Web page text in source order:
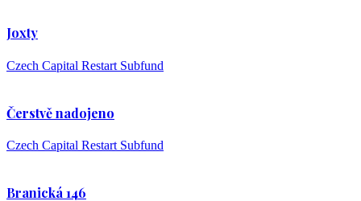
Joxty
Czech Capital Restart Subfund
Čerstvě nadojeno
Czech Capital Restart Subfund
Branická 146